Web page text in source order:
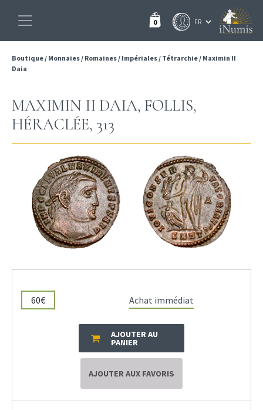
0
Boutique/ Monnaies/ Romaines/ Impériales/ Tétrarchie/ Maximin II
Daia
MAXIMIN II DAIA, FOLLIS,
HÉRACLÉE, 313
60€ Achat immédiat
AJOUTER AU
PANIER
AJOUTER AUX FAVORIS